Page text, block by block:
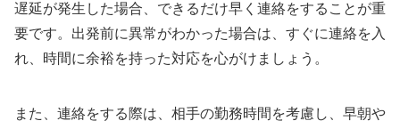
遅延が発生した場合、できるだけ早く連絡をすることが重
要です。出発前に異常がわかった場合は、すぐに連絡を入
れ、時間に余裕を持った対応を心がけましょう。
また、連絡をする際は、相手の勤務時間を考慮し、早朝や